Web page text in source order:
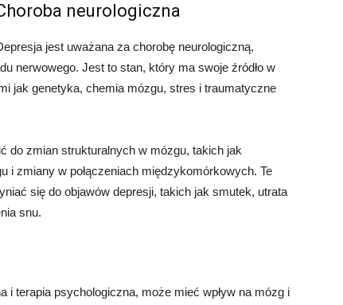
neurologiczna
jest uważana za chorobę neurologiczną,
nerwowego. Jest to stan, który ma swoje źródło w
jak genetyka, chemia mózgu, stres i traumatyczne
do zmian strukturalnych w mózgu, takich jak
i zmiany w połączeniach międzykomórkowych. Te
się do objawów depresji, takich jak smutek, utrata
snu.
i terapia psychologiczna, może mieć wpływ na mózg i